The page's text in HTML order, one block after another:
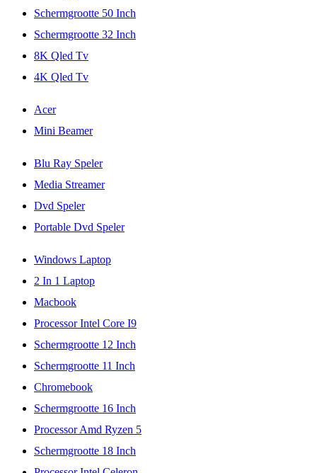
Schermgrootte 50 Inch
Schermgrootte 32 Inch
8K Qled Tv
4K Qled Tv
Acer
Mini Beamer
Blu Ray Speler
Media Streamer
Dvd Speler
Portable Dvd Speler
Windows Laptop
2 In 1 Laptop
Macbook
Processor Intel Core I9
Schermgrootte 12 Inch
Schermgrootte 11 Inch
Chromebook
Schermgrootte 16 Inch
Processor Amd Ryzen 5
Schermgrootte 18 Inch